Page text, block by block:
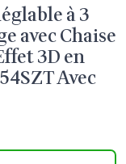
à 3
avec Chaise
3D en
Avec